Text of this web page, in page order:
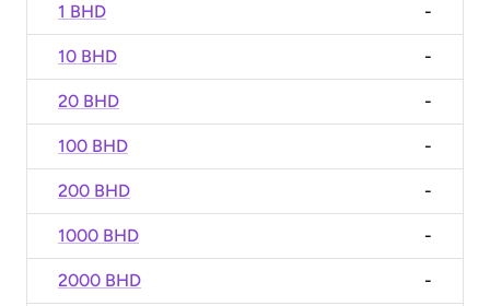
1 BHD -
10 BHD -
20 BHD -
100 BHD -
200 BHD -
1000 BHD -
2000 BHD -